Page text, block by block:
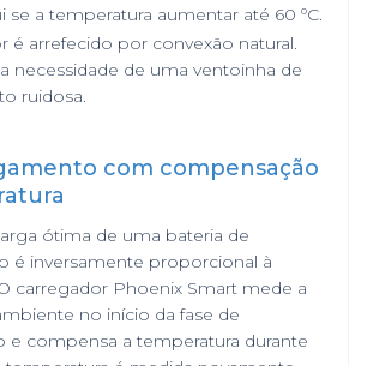
se a temperatura aumentar até 60 ºC.
é arrefecido por convexão natural.
necessidade de uma ventoinha de
ruidosa.
com compensação
ótima de uma bateria de
é inversamente proporcional à
carregador Phoenix Smart mede a
no início da fase de
e compensa a temperatura durante